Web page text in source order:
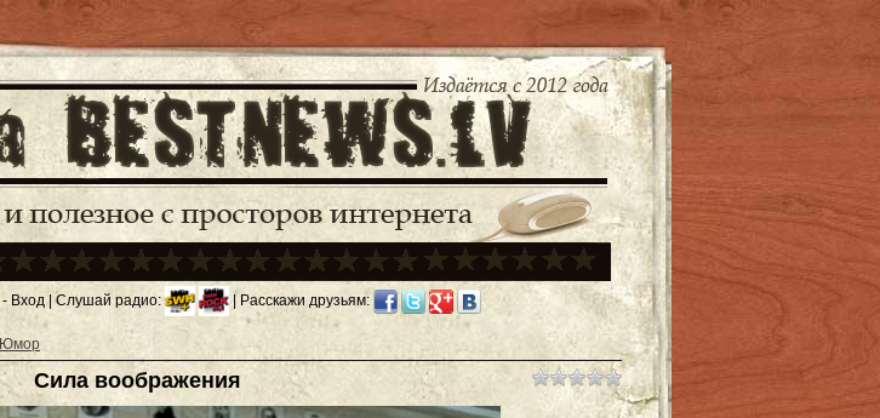
- Вход | Слушай радио: | Расскажи друзьям:
Юмор
Сила воображения